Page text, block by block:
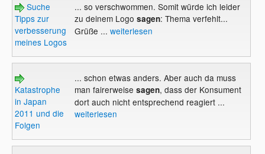
Suche
Tipps zur
verbesserung
meines Logos
... so verschwommen. Somit würde ich leider
zu deinem Logo sagen: Thema verfehlt...
Grüße ... weiterlesen
Katastrophe
in Japan
2011 und die
Folgen
... schon etwas anders. Aber auch da muss
man fairerweise sagen, dass der Konsument
dort auch nicht entsprechend reagiert ...
weiterlesen